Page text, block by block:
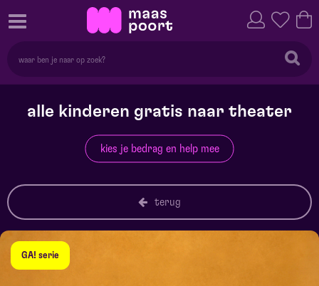
alle kinderen gratis naar theater
kies je bedrag en help mee
terug
GA! serie